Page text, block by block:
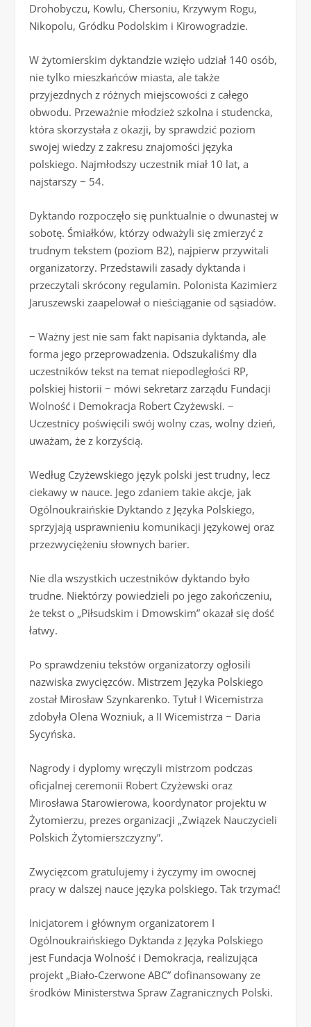
Drohobyczu, Kowlu, Chersoniu, Krzywym Rogu,
Nikopolu, Gródku Podolskim i Kirowogradzie.
W żytomierskim dyktandzie wzięło udział 140 osób,
nie tylko mieszkańców miasta, ale także
przyjezdnych z różnych miejscowości z całego
obwodu. Przeważnie młodzież szkolna i studencka,
która skorzystała z okazji, by sprawdzić poziom
swojej wiedzy z zakresu znajomości języka
polskiego. Najmłodszy uczestnik miał 10 lat, a
najstarszy − 54.
Dyktando rozpoczęło się punktualnie o dwunastej w
sobotę. Śmiałków, którzy odważyli się zmierzyć z
trudnym tekstem (poziom B2), najpierw przywitali
organizatorzy. Przedstawili zasady dyktanda i
przeczytali skrócony regulamin. Polonista Kazimierz
Jaruszewski zaapelował o nieściąganie od sąsiadów.
− Ważny jest nie sam fakt napisania dyktanda, ale
forma jego przeprowadzenia. Odszukaliśmy dla
uczestników tekst na temat niepodległości RP,
polskiej historii − mówi sekretarz zarządu Fundacji
Wolność i Demokracja Robert Czyżewski. −
Uczestnicy poświęcili swój wolny czas, wolny dzień,
uważam, że z korzyścią.
Według Czyżewskiego język polski jest trudny, lecz
ciekawy w nauce. Jego zdaniem takie akcje, jak
Ogólnoukraińskie Dyktando z Języka Polskiego,
sprzyjają usprawnieniu komunikacji językowej oraz
przezwyciężeniu słownych barier.
Nie dla wszystkich uczestników dyktando było
trudne. Niektórzy powiedzieli po jego zakończeniu,
że tekst o „Piłsudskim i Dmowskim” okazał się dość
łatwy.
Po sprawdzeniu tekstów organizatorzy ogłosili
nazwiska zwycięzców. Mistrzem Języka Polskiego
został Mirosław Szynkarenko. Tytuł I Wicemistrza
zdobyła Olena Wozniuk, a II Wicemistrza − Daria
Sycyńska.
Nagrody i dyplomy wręczyli mistrzom podczas
oficjalnej ceremonii Robert Czyżewski oraz
Mirosława Starowierowa, koordynator projektu w
Żytomierzu, prezes organizacji „Związek Nauczycieli
Polskich Żytomierszczyzny”.
Zwycięzcom gratulujemy i życzymy im owocnej
pracy w dalszej nauce języka polskiego. Tak trzymać!
Inicjatorem i głównym organizatorem I
Ogólnoukraińskiego Dyktanda z Języka Polskiego
jest Fundacja Wolność i Demokracja, realizująca
projekt „Biało-Czerwone ABC” dofinansowany ze
środków Ministerstwa Spraw Zagranicznych Polski.